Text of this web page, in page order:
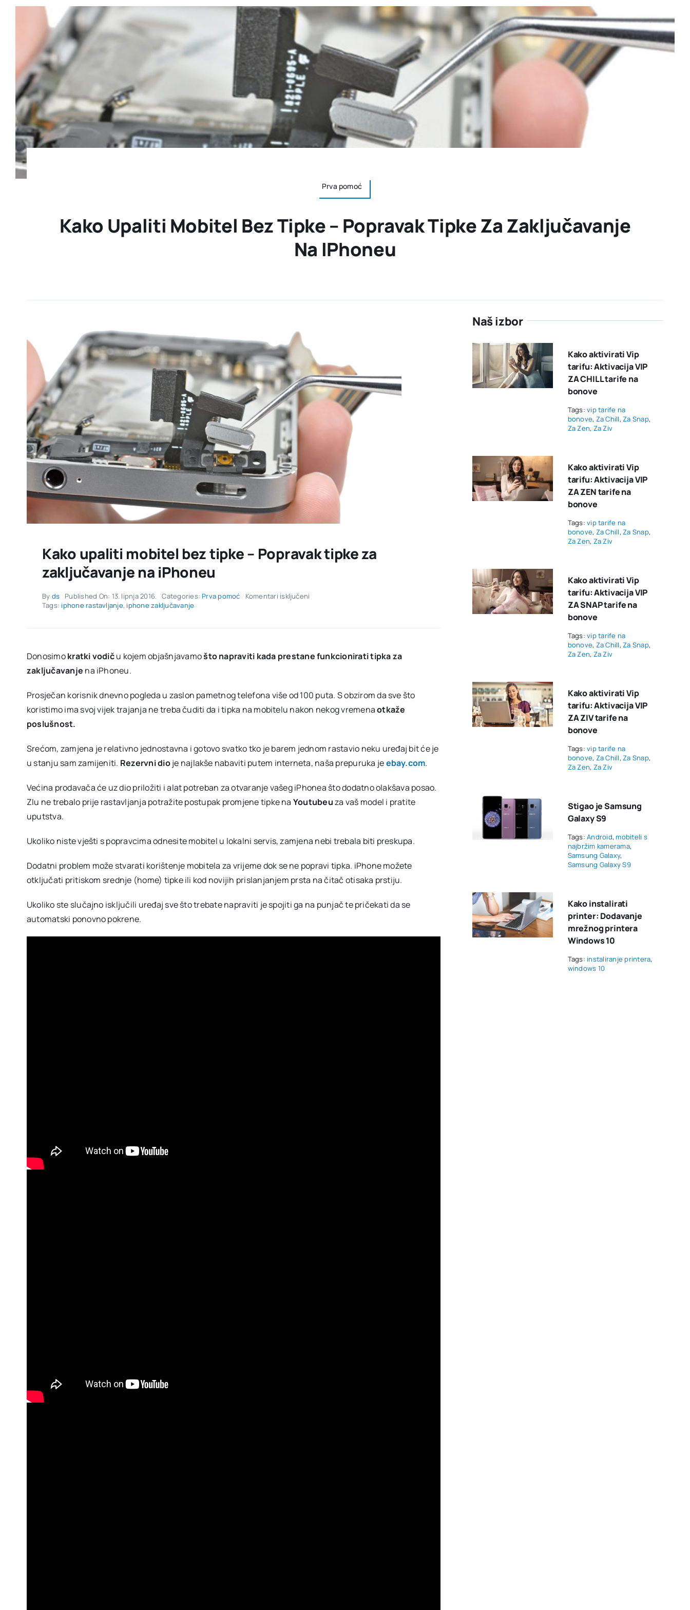
Prva pomoć
Kako Upaliti Mobitel Bez Tipke – Popravak Tipke Za Zaključavanje
Na IPhoneu
Kako upaliti mobitel bez tipke – Popravak tipke za
zaključavanje na iPhoneu
By ds Published On: 13. lipnja 2016. Categories:Prva pomoć Komentari isključeni
Popravak
na
iPhoneu
Tags: iphone rastavljanje, iphone zaključavanje
Donosimokratki vodiču kojem objašnjavamošto napraviti kada prestane funkcionirati tipka za
zaključavanje na iPhoneu.
Prosječan korisnik dnevno pogleda u zaslon pametnog telefona više od 100 puta. S obzirom da sve što
koristimo ima svoj vijek trajanja ne treba čuditi da i tipka na mobitelu nakon nekog vremenaotkaže
poslušnost.
Srećom, zamjena je relativno jednostavna i gotovo svatko tko je barem jednom rastavio neku uređaj bit će je
u stanju sam zamijeniti. Rezervni dioje najlakše nabaviti putem interneta, naša prepuruka jeebay.com.
Većina prodavača će uz dio priložiti i alat potreban za otvaranje vašeg iPhonea što dodatno olakšava posao.
Zlu ne trebalo prije rastavljanja potražite postupak promjene tipke na Youtubeuza vaš model i pratite
uputstva.
Ukoliko niste vješti s popravcima odnesite mobitel u lokalni servis, zamjena nebi trebala biti preskupa.
Dodatni problem može stvarati korištenje mobitela za vrijeme dok se ne popravi tipka. iPhone možete
otključati pritiskom srednje (home) tipke ili kod novijih prislanjanjem prsta na čitač otisaka prstiju.
Ukoliko ste slučajno isključili uređaj sve što trebate napraviti je spojiti ga na punjač te pričekati da se
automatski ponovno pokrene.
Naš izbor
Kako aktivirati Vip
tarifu: Aktivacija VIP
ZA CHILL tarife na
bonove
Tags:vip tarife na
bonove, Za Chill,Za Snap,
Za Zen, Za Ziv
Kako aktivirati Vip
tarifu: Aktivacija VIP
ZA ZEN tarife na
bonove
Tags:vip tarife na
bonove, Za Chill,Za Snap,
Za Zen, Za Ziv
Kako aktivirati Vip
tarifu: Aktivacija VIP
ZA SNAP tarife na
bonove
Tags:vip tarife na
bonove, Za Chill,Za Snap,
Za Zen, Za Ziv
Kako aktivirati Vip
tarifu: Aktivacija VIP
ZA ZIV tarife na
bonove
Tags:vip tarife na
bonove, Za Chill,Za Snap,
Za Zen, Za Ziv
Stigao je Samsung
Galaxy S9
Tags:Android,mobiteli s
najbržim kamerama,
Samsung Galaxy,
Samsung Galaxy S9
Kako instalirati
printer: Dodavanje
mrežnog printera
Windows 10
Tags: instaliranje printera,
windows 10